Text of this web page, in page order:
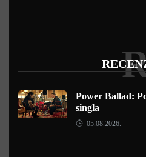
Power Ballad:
singla
05.08.2026.